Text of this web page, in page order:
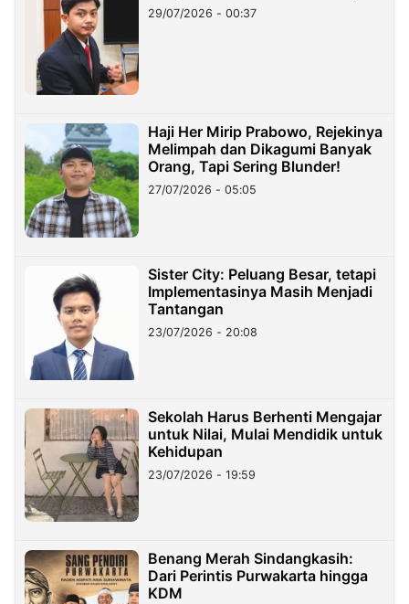
29/07/2026 - 00:37
Haji Her Mirip Prabowo, Rejekinya
Melimpah dan Dikagumi Banyak
Orang, Tapi Sering Blunder!
27/07/2026 - 05:05
Sister City: Peluang Besar, tetapi
Implementasinya Masih Menjadi
Tantangan
23/07/2026 - 20:08
Sekolah Harus Berhenti Mengajar
untuk Nilai, Mulai Mendidik untuk
Kehidupan
23/07/2026 - 19:59
Benang Merah Sindangkasih:
Dari Perintis Purwakarta hingga
KDM